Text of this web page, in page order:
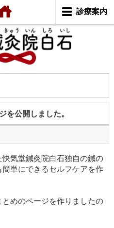
診療案内
を公開しました。
気堂鍼灸院白石独自の鍼の
単にできるセルフケアを作
めのページを作りましたの